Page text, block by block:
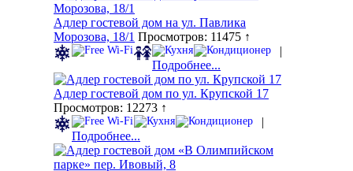
Адлер гостевой дом на ул. Павлика
Морозова, 18/1 Просмотров: 11475 ↑
|
Подробнее...
Адлер гостевой дом по ул. Крупской 17
Просмотров: 12273 ↑
|
Подробнее...